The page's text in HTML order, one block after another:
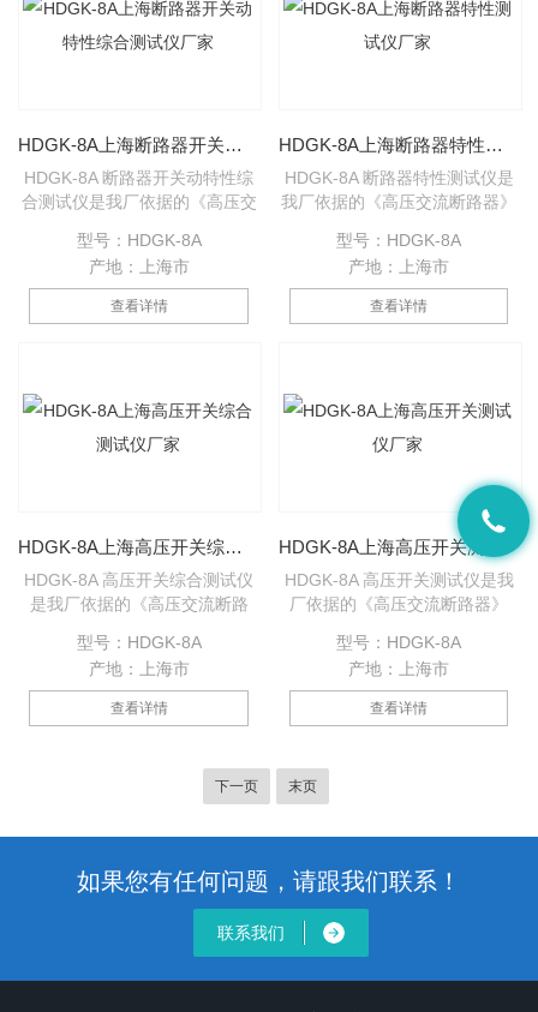
少油、多油、真空、六氟化硫等
高压断路器的机械动特性参数。
HDGK-8A上海断路器开关动特性综合测试仪厂家
HDGK-8A 断路器开关动特性综
合测试仪是我厂依据的《高压交
计蓝本，参照中华人民共和国电
力行业标准《高电压测试设备通
用技术条件》第3部分，
DL/T846.3-2004高压开关综合
够准确地测量出各种电压等级的
少油、多油、真空、六氟化硫等
高压断路器的机械动特性参数。
型号：HDGK-8A
产地：上海市
查看详情
HDGK-8A上海断路器特性测试仪厂家
HDGK-8A 断路器特性测试仪是
我厂依据的《高压交流断路器》
照中华人民共和国电力行业标准
《高电压测试设备通用技术条
件》第3部分，DL/T846.3-2004
高压开关综合测试仪为设计依
各种电压等级的少油、多油、真
空、六氟化硫等高压断路器的机
械动特性参数。
型号：HDGK-8A
产地：上海市
查看详情
HDGK-8A上海高压开关综合测试仪厂家
HDGK-8A 高压开关综合测试仪
是我厂依据的《高压交流断路
本，参照中华人民共和国电力行
业标准《高电压测试设备通用技
术条件》第3部分，DL/T846.3-
2004高压开关综合测试仪为设计
析提供了方便，能够准确地测量
出各种电压等级的少油、多油、
型号：HDGK-8A
产地：上海市
查看详情
HDGK-8A 高压开关测试仪是我
厂依据的《高压交流断路器》
照中华人民共和国电力行业标准
《高电压测试设备通用技术条
件》第3部分，DL/T846.3-2004
高压开关综合测试仪为设计依
提供了方便，能够准确地测量出
各种电压等级的少油、多油、真
型号：HDGK-8A
产地：上海市
查看详情
下一页 末页
如果您有任何问题，请跟我们联系！
联系我们